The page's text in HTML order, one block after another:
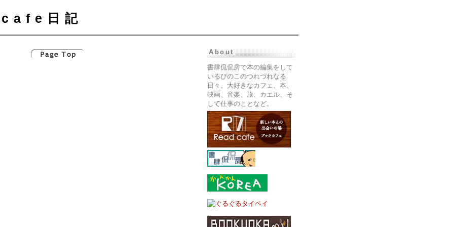
cafe日記
About
書肆侃侃房で本の編集をして
いるぴのこのつれづれなる
日々。大好きなカフェ、本、
映画、音楽、旅、カエル、そ
して仕事のことなど。